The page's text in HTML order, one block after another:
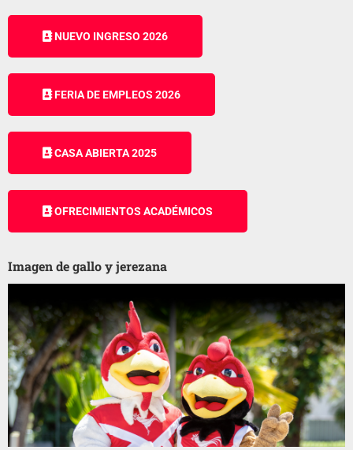
NUEVO INGRESO 2026
FERIA DE EMPLEOS 2026
CASA ABIERTA 2025
OFRECIMIENTOS ACADÉMICOS
Imagen de gallo y jerezana